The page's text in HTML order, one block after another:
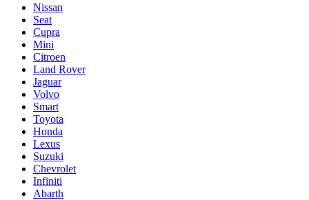
Nissan
Seat
Cupra
Mini
Citroen
Land Rover
Jaguar
Volvo
Smart
Toyota
Honda
Lexus
Suzuki
Chevrolet
Infiniti
Abarth